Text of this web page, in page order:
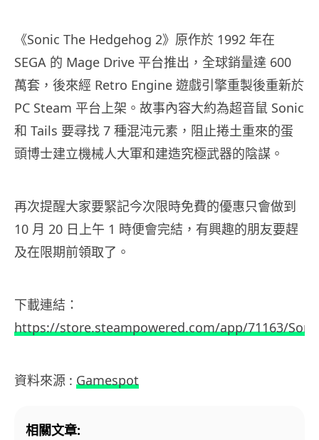
《Sonic The Hedgehog 2》原作於 1992 年在
SEGA 的 Mage Drive 平台推出，全球銷量達 600
萬套，後來經 Retro Engine 遊戲引擎重製後重新於
PC Steam 平台上架。故事內容大約為超音鼠 Sonic
和 Tails 要尋找 7 種混沌元素，阻止捲土重來的蛋
頭博士建立機械人大軍和建造究極武器的陰謀。
再次提醒大家要緊記今次限時免費的優惠只會做到
10 月 20 日上午 1 時便會完結，有興趣的朋友要趕
及在限期前領取了。
下載連結：
https://store.steampowered.com/app/71163/
資料來源 : Gamespot
相關文章: